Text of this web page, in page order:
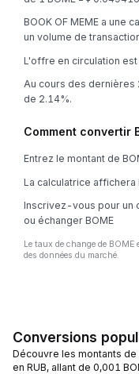
BOOK OF MEME a une
un volume de
L'offre en circulation est
Au cours des dernières
de 2.14%.
Comment convertir
Entrez le montant de
La calculatrice affichera
Inscrivez-vous pour un
ou échanger BOME
Le taux de change de
des données du marché.
Conversions
Découvre les montants
en RUB, allant de 0,001